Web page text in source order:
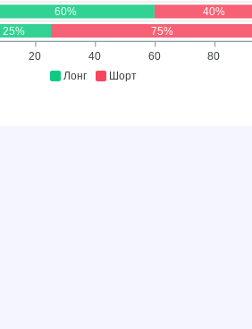
Лонг Шорт
80
60
40
20
60%
25%
40%
75%